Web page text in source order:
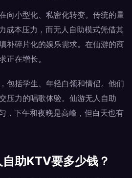
向小型化、私密化转变。传统的量
成本压力，而无人自助模式凭借其
补碎片化的娱乐需求。在仙游的商
正在增长。
包括学生、年轻白领和情侣。他们
压力的唱歌体验。仙游无人自助
，下午和夜晚是高峰，但白天也有
助KTV要多少钱？